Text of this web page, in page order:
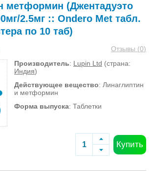
метформин (Джентадуэто
2.5мг :: Ondero Met табл.
по 10 таб)
Отзывы (0)
Производитель: Lupin Ltd (страна:
Индия)
Действующее вещество: Линаглиптин
и метформин
Форма выпуска: Таблетки
Купить